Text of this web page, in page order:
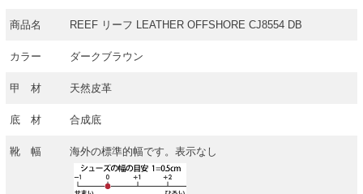
商品名 REEF リーフ LEATHER OFFSHORE CJ8554 DB
カラー ダークブラウン
甲 材 天然皮革
底 材 合成底
靴 幅 海外の標準的幅です。表示なし